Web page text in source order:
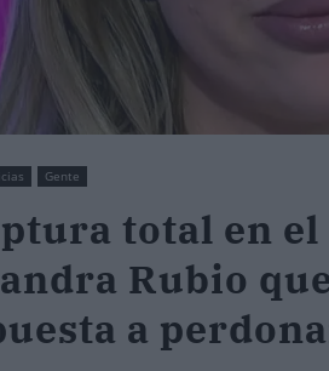
Gente
total en el
Rubio
a